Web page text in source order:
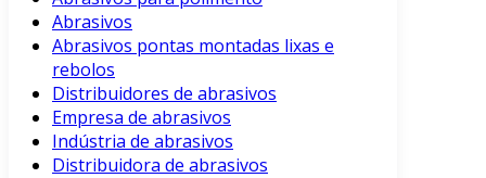
Abrasivos
Abrasivos pontas montadas lixas e
rebolos
Distribuidores de abrasivos
Empresa de abrasivos
Indústria de abrasivos
Distribuidora de abrasivos